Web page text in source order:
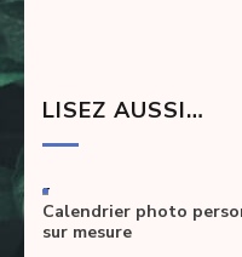
LISEZ AUSSI…
-
Calendrier photo
sur mesure